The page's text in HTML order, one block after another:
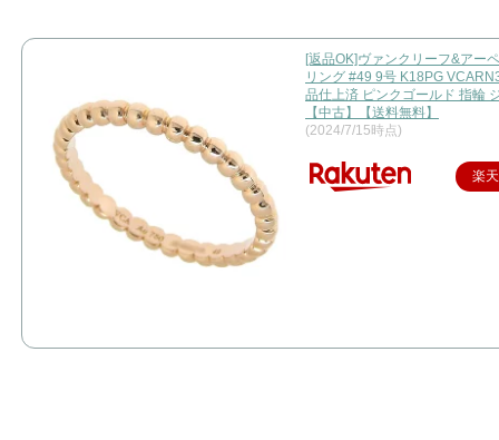
[返品OK]ヴァンクリーフ&アー
リング #49 9号 K18PG
品仕上済 ピンクゴールド 指輪
【中古】【送料無料】
(2024/7/15時点)
楽